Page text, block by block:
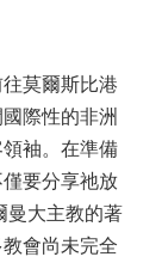
莫爾斯比港
際性的非洲
袖。在準備
要分享祂放
曼大主教的著
會尚未完全